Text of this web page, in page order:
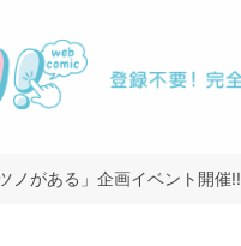
ノがある」企画イベント開催!!